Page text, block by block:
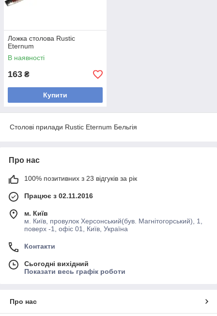
Ложка столова Rustic
Eternum
В наявності
163 ₴
Купити
Столові прилади Rustic Eternum Бельгія
Про нас
100% позитивних з 23 відгуків за рік
Працює з 02.11.2016
м. Київ
м. Київ, провулок Херсонський(був. Магнітогорський), 1,
поверх -1, офіс 01, Київ, Україна
Контакти
Сьогодні вихідний
Показати весь графік роботи
Про нас